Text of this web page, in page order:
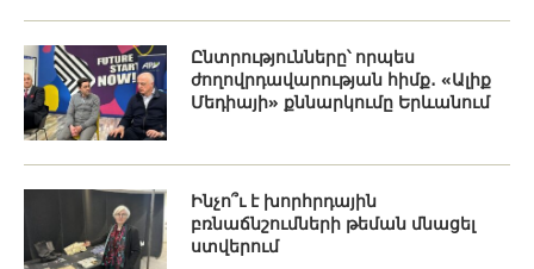
Ընտրությունները՝ որպես
ժողովրդավարության հիմք․ «Ալիք
Մեդիայի» քննարկումը Երևանում
Ինչո՞ւ է խորհրդային
բռնաճնշումների թեման մնացել
ստվերում